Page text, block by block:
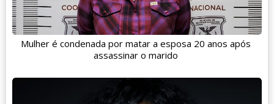
Mulher é condenada por matar a esposa 20 anos após
assassinar o marido